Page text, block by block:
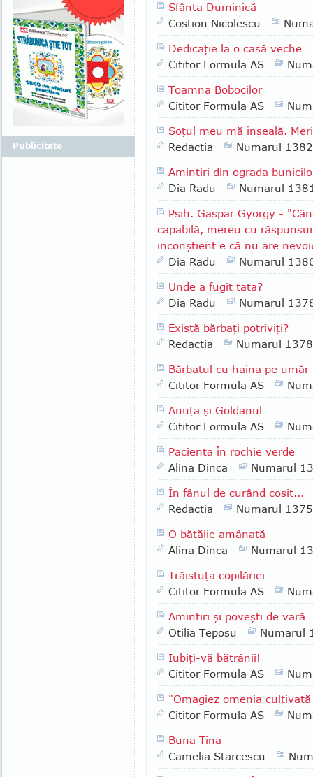
Sfânta Duminică
Costion Nicolescu
Dedicaţie la o casă veche
Cititor Formula AS
Toamna Bobocilor
Cititor Formula AS
Soţul meu mă înşeală.
Redactia
Numarul 1382
Amintiri din ograda
Dia Radu
Numarul
Psih. Gaspar Gyorgy -
capabilă, mereu cu
inconştient e că nu are
Dia Radu
Numarul
Unde a fugit tata?
Dia Radu
Numarul
Există bărbaţi potriviţi?
Redactia
Numarul 1378
Bărbatul cu haina pe umăr
Cititor Formula AS
Anuţa şi Goldanul
Cititor Formula AS
Pacienta în rochie verde
Alina Dinca
Numarul
În fânul de curând cosit...
Redactia
Numarul 1375
O bătălie amânată
Alina Dinca
Numarul
Trăistuţa copilăriei
Cititor Formula AS
Amintiri şi poveşti de vară
Otilia Teposu
Numarul
Iubiţi-vă bătrânii!
Cititor Formula AS
"Omagiez omenia
Cititor Formula AS
Buna Tina
Camelia Starcescu
Publicitate